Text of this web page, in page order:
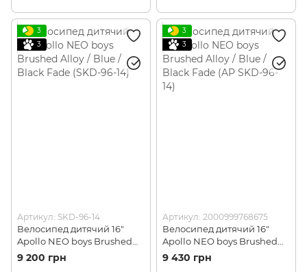
(SKD-78-42)
Fade (SKD-85-57)
3
3
Артикул: SKD-96-14
Велосипед дитячий 16"
Apollo NEO boys Brushed
Alloy / Blue / Black Fade
(SKD-96-14)
9 200 грн
3
3
Артикул: 2000999768675
Велосипед дитячий 16"
Apollo NEO boys Brushed
Alloy / Blue / Black Fade (AP
SKD-96-14)
9 430 грн